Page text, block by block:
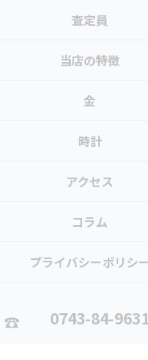
0743-84-
査定員
当店の特徴
金
時計
アクセス
コラム
プライバシーポリシー
© 2026 奈良県生駒市のお